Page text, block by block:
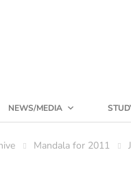
NEWS/MEDIA
Mandala for 2011